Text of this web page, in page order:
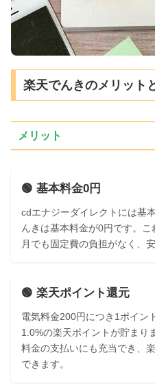
楽天でんきのメリット
メリット
🟢 基本料金0円
cdエナジーダイレクトには基
んきは基本料金が0円です。
月でも固定費の負担がなく、
🟢 楽天ポイント還元
電気料金200円につき1ポイン
1.0%の楽天ポイントが貯まり
料金の支払いにも充当でき、
できます。